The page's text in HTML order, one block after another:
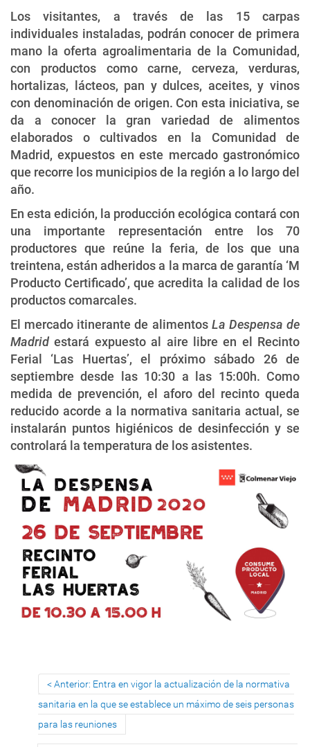
Los visitantes, a través de las 15 carpas
individuales instaladas, podrán conocer de primera
mano la oferta agroalimentaria de la Comunidad,
con productos como carne, cerveza, verduras,
hortalizas, lácteos, pan y dulces, aceites, y vinos
con denominación de origen. Con esta iniciativa, se
da a conocer la gran variedad de alimentos
elaborados o cultivados en la Comunidad de
Madrid, expuestos en este mercado gastronómico
que recorre los municipios de la región a lo largo del
año.
En esta edición, la producción ecológica contará con
una importante representación entre los 70
productores que reúne la feria, de los que una
treintena, están adheridos a la marca de garantía ‘M
Producto Certificado’, que acredita la calidad de los
productos comarcales.
El mercado itinerante de alimentos La Despensa de
Madrid estará expuesto al aire libre en el Recinto
Ferial ‘Las Huertas’, el próximo sábado 26 de
septiembre desde las 10:30 a las 15:00h. Como
medida de prevención, el aforo del recinto queda
reducido acorde a la normativa sanitaria actual, se
instalarán puntos higiénicos de desinfección y se
controlará la temperatura de los asistentes.
Anterior: Entra en vigor la actualización de la normativa
sanitaria en la que se establece un máximo de seis personas
para las reuniones